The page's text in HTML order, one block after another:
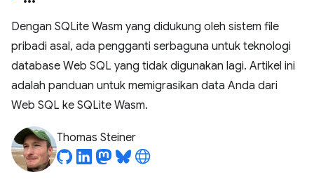
Dengan SQLite Wasm yang didukung oleh sistem file
pribadi asal, ada pengganti serbaguna untuk teknologi
database Web SQL yang tidak digunakan lagi. Artikel ini
adalah panduan untuk memigrasikan data Anda dari
Web SQL ke SQLite Wasm.
Thomas Steiner